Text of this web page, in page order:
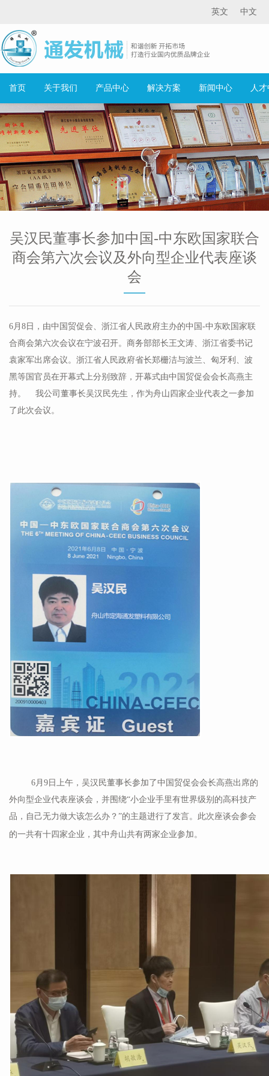
中文
英文
首页 关于我们 产品中心 解决方案 新闻中心 人
吴汉民董事长参加中国-中东欧国家联合
商会第六次会议及外向型企业代表座谈
会
6月8日，由中国贸促会、浙江省人民政府主办的中国-中东欧国家联
合商会第六次会议在宁波召开。商务部部长王文涛、浙江省委书记
袁家军出席会议。浙江省人民政府省长郑栅洁与波兰、匈牙利、波
黑等国官员在开幕式上分别致辞，开幕式由中国贸促会会长高燕主
持。 我公司董事长吴汉民先生，作为舟山四家企业代表之一参加
了此次会议。
6月9日上午，吴汉民董事长参加了中国贸促会会长高燕出席的
外向型企业代表座谈会，并围绕“小企业手里有世界级别的高科技产
品，自己无力做大该怎么办？”的主题进行了发言。此次座谈会参会
的一共有十四家企业，其中舟山共有两家企业参加。